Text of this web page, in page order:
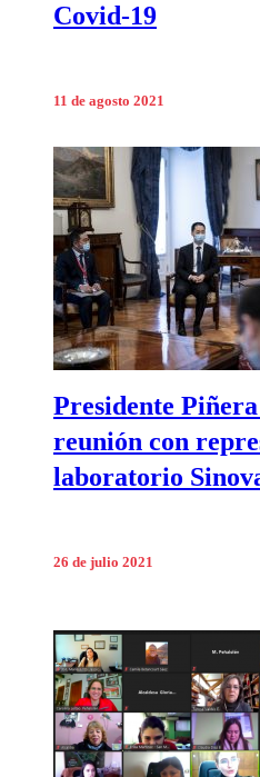
Covid-19
11 de agosto 2021
Presidente Piñera
reunión con
laboratorio
26 de julio 2021